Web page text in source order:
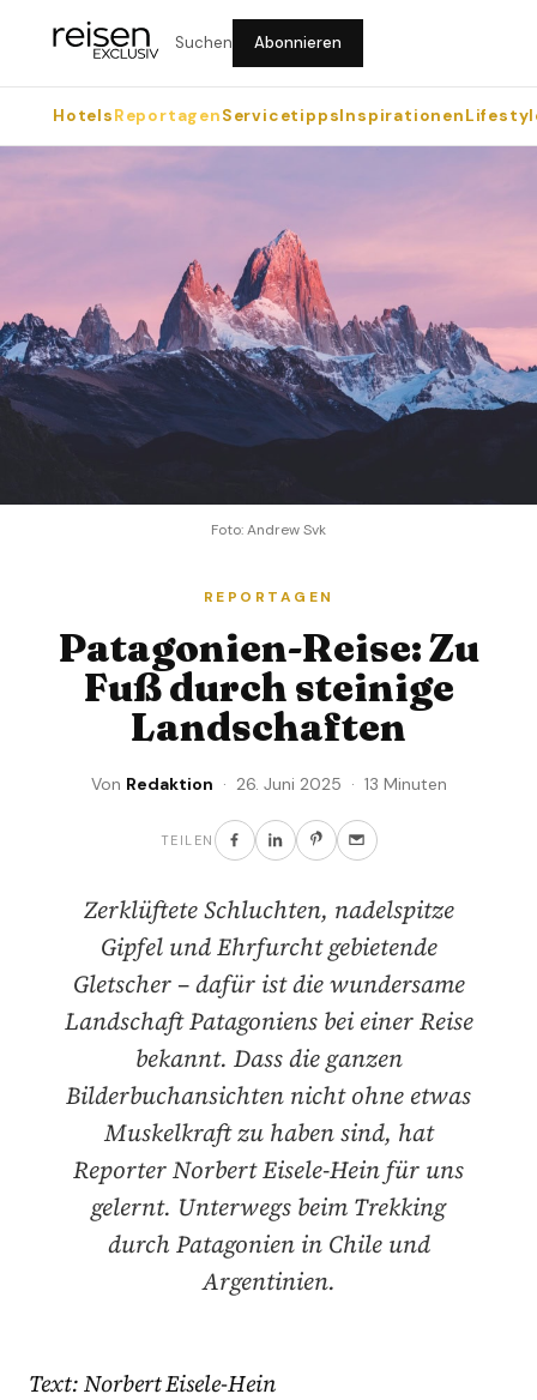
Suchen Abonnieren
HotelsReportagenServicetippsInspirationen
Foto: Andrew Svk
REPORTAGEN
Patagonien-Reise: Zu
Fuß durch steinige
Landschaften
Von Redaktion · 26. Juni 2025 · 13 Minuten
TEILEN
Zerklüftete Schluchten, nadelspitze
Gipfel und Ehrfurcht gebietende
Gletscher – dafür ist die wundersame
Landschaft Patagoniens bei einer Reise
bekannt. Dass die ganzen
Bilderbuchansichten nicht ohne etwas
Muskelkraft zu haben sind, hat
Reporter Norbert Eisele-Hein für uns
gelernt. Unterwegs beim Trekking
durch Patagonien in Chile und
Argentinien.
Text: Norbert Eisele-Hein